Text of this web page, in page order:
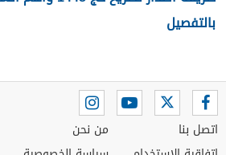
بالتفصيل
اتصل بنا
من نحن